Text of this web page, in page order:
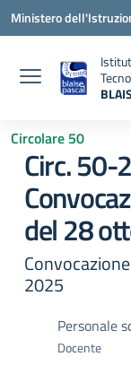
Vai ai contenuti
Vai al menu di
Vai al footer
Ministero
Circolare 50
Circ.
del 28
2025
Personale
Docente